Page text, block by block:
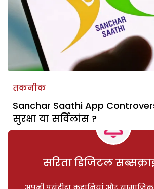
तकनीक
Sanchar Saathi App
सुरक्षा या सर्विलांस ?
सरिता डिजिटल